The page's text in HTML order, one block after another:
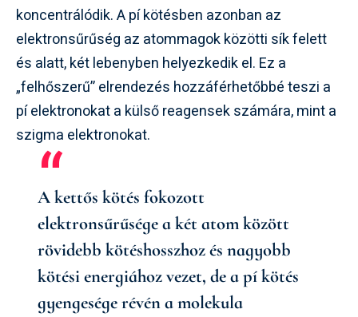
koncentrálódik. A pí kötésben azonban az
elektronsűrűség az atommagok közötti sík felett
és alatt, két lebenyben helyezkedik el. Ez a
„felhőszerű” elrendezés hozzáférhetőbbé teszi a
pí elektronokat a külső reagensek számára, mint a
szigma elektronokat.
A kettős kötés fokozott
elektronsűrűsége a két atom között
rövidebb kötéshosszhoz és nagyobb
kötési energiához vezet, de a pí kötés
gyengesége révén a molekula